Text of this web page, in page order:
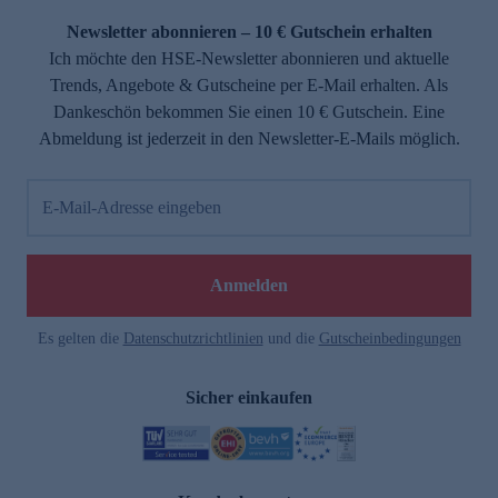
Newsletter abonnieren – 10 € Gutschein erhalten
Ich möchte den HSE-Newsletter abonnieren und aktuelle
Trends, Angebote & Gutscheine per E-Mail erhalten. Als
Dankeschön bekommen Sie einen 10 € Gutschein. Eine
Abmeldung ist jederzeit in den Newsletter-E-Mails möglich.
E-Mail-Adresse eingeben
Anmelden
Es gelten die Datenschutzrichtlinien und die Gutscheinbedingungen
Sicher einkaufen